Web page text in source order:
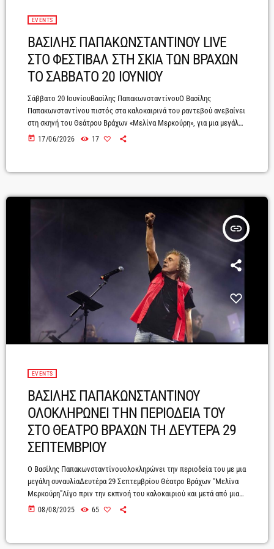
EVENTS
ΒΑΣΙΛΗΣ ΠΑΠΑΚΩΝΣΤΑΝΤΙΝΟΥ LIVE
ΣΤΟ ΦΕΣΤΙΒΑΛ ΣΤΗ ΣΚΙΑ ΤΩΝ ΒΡΑΧΩΝ
ΤΟ ΣΑΒΒΑΤΟ 20 ΙΟΥΝΙΟΥ
Σάββατο 20 ΙουνίουΒασίλης ΠαπακωνσταντίνουO Βασίλης
Παπακωνσταντίνου πιστός στα καλοκαιρινά του ραντεβού ανεβαίνει
στη σκηνή του Θεάτρου Βράχων «Μελίνα Μερκούρη», για μια μεγάλη
συναυλία με τραγούδια – σταθμούς και με ένα κοινό που τον
που συνεχίζει να ακούγεται σαν να γράφτηκε “τώρα”, ο ακέραιος και
today 17/06/2026 17
insert_link
EVENTS
ΒΑΣΙΛΗΣ ΠΑΠΑΚΩΝΣΤΑΝΤΙΝΟΥ
ΟΛΟΚΛΗΡΩΝΕΙ ΤΗΝ ΠΕΡΙΟΔΕΙΑ ΤΟΥ
ΣΤΟ ΘΕΑΤΡΟ ΒΡΑΧΩΝ ΤΗ ΔΕΥΤΕΡΑ 29
ΣΕΠΤΕΜΒΡΙΟΥ
Ο Βασίλης Παπακωνσταντίνουολοκληρώνει την περιοδεία του με μια
μεγάλη συναυλίαΔευτέρα 29 Σεπτεμβρίου Θέατρο Βράχων "Μελίνα
Μερκούρη"Λίγο πριν την εκπνοή του καλοκαιριού και μετά από μια
χορταστική περιοδεία σε όλη την Ελλάδα, ο Βασίλης
τη Δευτέρα 29 Σεπτεμβρίου στο Θέατρο Βράχων "Μελίνα
today 08/08/2025 65